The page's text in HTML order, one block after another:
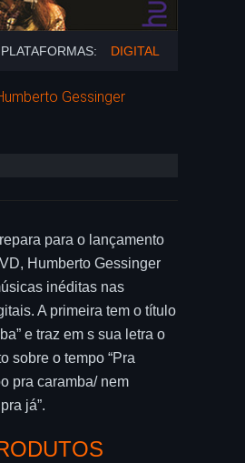
DIGITAL
Gessinger
para o lançamento
Humberto Gessinger
inéditas nas
A primeira tem o título
e traz em s sua letra o
sobre o tempo “Pra
pra caramba/ nem
já”.